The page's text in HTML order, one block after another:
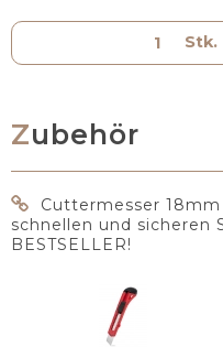
Stk.
Zubehör
Cuttermesser
schnellen und sicheren
BESTSELLER!